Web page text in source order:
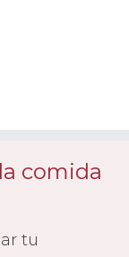
comida
tu